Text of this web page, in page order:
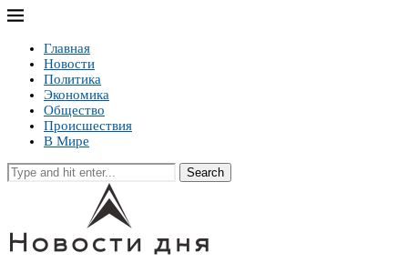
Главная
Новости
Политика
Экономика
Общество
Происшествия
В Мире
Search